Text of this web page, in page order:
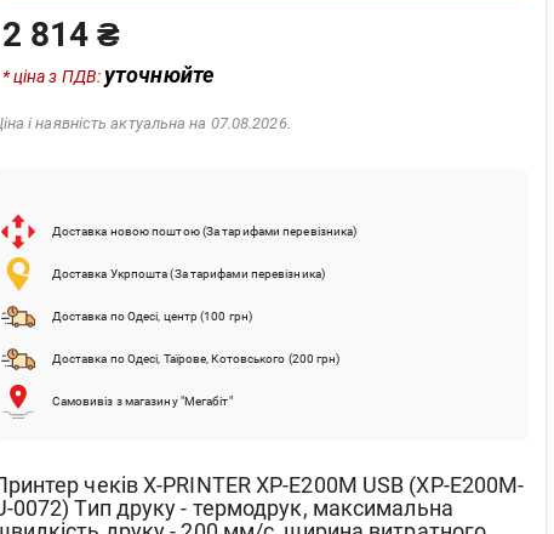
2 814 ₴
* ціна з ПДВ:уточнюйте
і наявність актуальна на 07.08.2026.
Доставка новою поштою (За тарифами перевізника)
Доставка Укрпошта (За тарифами перевізника)
Доставка по Одесі, центр (100 грн)
Доставка по Одесі, Таїрове, Котовського (200 грн)
Самовивіз з магазину "Мегабіт"
чеків X-PRINTER XP-E200M USB (XP-E200M-
0072) Тип друку - термодрук, максимальна